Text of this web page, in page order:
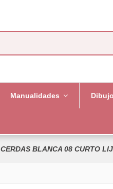
Manualidades
BLANCA 08 CURTO